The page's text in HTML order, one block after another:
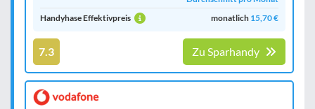
Handyhase Effektivpreis
monatlich 15,70 €
7.3 Zu Sparhandy